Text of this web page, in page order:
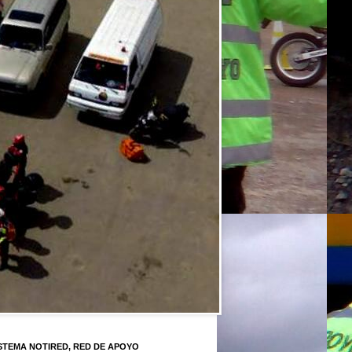
NOTIRED, RED DE APOYO